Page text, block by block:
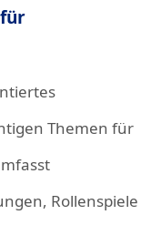
Themen für
Rollenspiele